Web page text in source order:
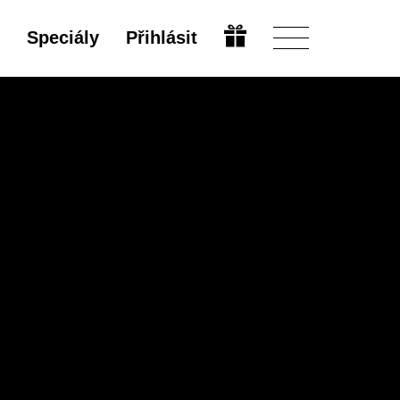
Speciály Přihlásit